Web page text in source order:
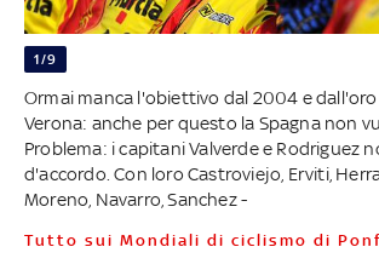
1/9
Ormai manca l'obiettivo dal 2004 e dall'oro
Verona: anche per questo la Spagna non
Problema: i capitani Valverde e Rodriguez
d'accordo. Con loro Castroviejo, Erviti,
Moreno, Navarro, Sanchez -
Tutto sui Mondiali di ciclismo di